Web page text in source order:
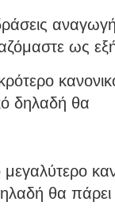
ως
δηλαδή θα
μεγαλύτερο
θα πάρει